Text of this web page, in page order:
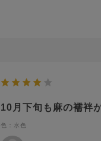
酷暑に着るのはきつそうで
10月下旬も麻の襦袢
色：水色